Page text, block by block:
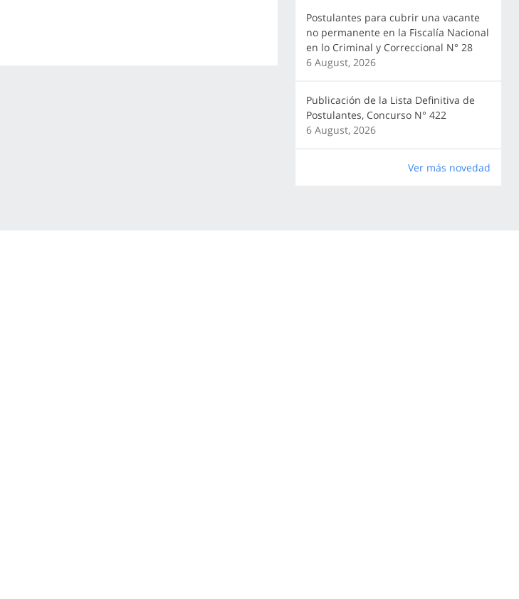
Postulantes para cubrir una vacante
no permanente en la Fiscalía Nacional
en lo Criminal y Correccional N° 28
6 August, 2026
Publicación de la Lista Definitiva de
Postulantes, Concurso N° 422
6 August, 2026
Ver más novedad